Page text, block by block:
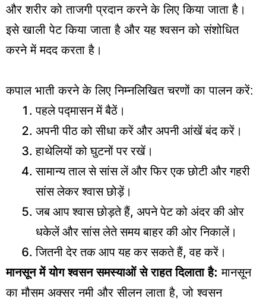
और शरीर को ताजगी प्रदान करने के लिए किया जाता है।
इसे खाली पेट किया जाता है और यह श्वसन को संशोधित
करने में मदद करता है।
कपाल भाती करने के लिए निम्नलिखित चरणों का पालन करें:
पहले पद्मासन में बैठें।
अपनी पीठ को सीधा करें और अपनी आंखें बंद करें।
हाथेलियों को घुटनों पर रखें।
सामान्य ताल से सांस लें और फिर एक छोटी और गहरी
सांस लेकर श्वास छोड़ें।
जब आप श्वास छोड़ते हैं, अपने पेट को अंदर की ओर
धकेलें और सांस लेते समय बाहर की ओर निकालें।
जितनी देर तक आप यह कर सकते हैं, वह करें।
मानसून में योग श्वसन समस्याओं से राहत दिलाता है: मानसून
का मौसम अक्सर नमी और सीलन लाता है, जो श्वसन